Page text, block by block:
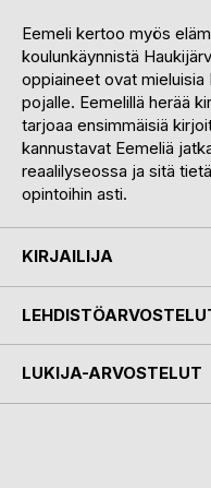
Eemeli kertoo myös
koulunkäynnistä
oppiaineet ovat mieluisia
pojalle. Eemelillä herää
tarjoaa ensimmäisiä
kannustavat Eemeliä
reaalilyseossa ja sitä
opintoihin asti.
KIRJAILIJA
LUKIJA-ARVOSTELUT